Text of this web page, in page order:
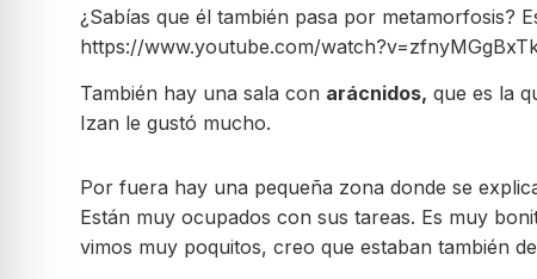
¿Sabías que él también pasa por metamorfosis?
https://www.youtube.com/
También hay una sala con arácnidos, que es la
Izan le gustó mucho.
Por fuera hay una pequeña zona donde se
Están muy ocupados con sus tareas. Es muy
vimos muy poquitos, creo que estaban también